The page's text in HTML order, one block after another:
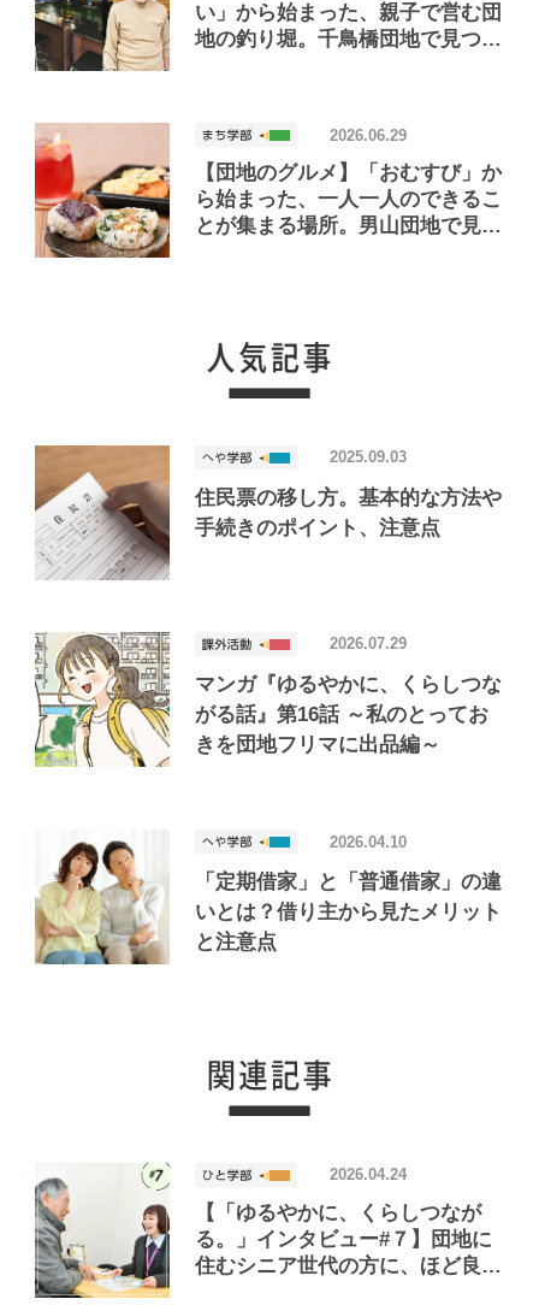
い」から始まった、親子で営む団
地の釣り堀。千鳥橋団地で見つけ
【団地のグルメ】「おむすび」か
ら始まった、一人一人のできるこ
とが集まる場所。男山団地で見つ
2026.06.29
住民票の移し方。基本的な方法や
手続きのポイント、注意点
2025.09.03
マンガ『ゆるやかに、くらしつな
がる話』第16話 ～私のとってお
きを団地フリマに出品編～
2026.07.29
「定期借家」と「普通借家」の違
いとは？借り主から見たメリット
と注意点
2026.04.10
【「ゆるやかに、くらしつなが
る。」インタビュー#７】団地に
住むシニア世代の方に、ほど良い
2026.04.24